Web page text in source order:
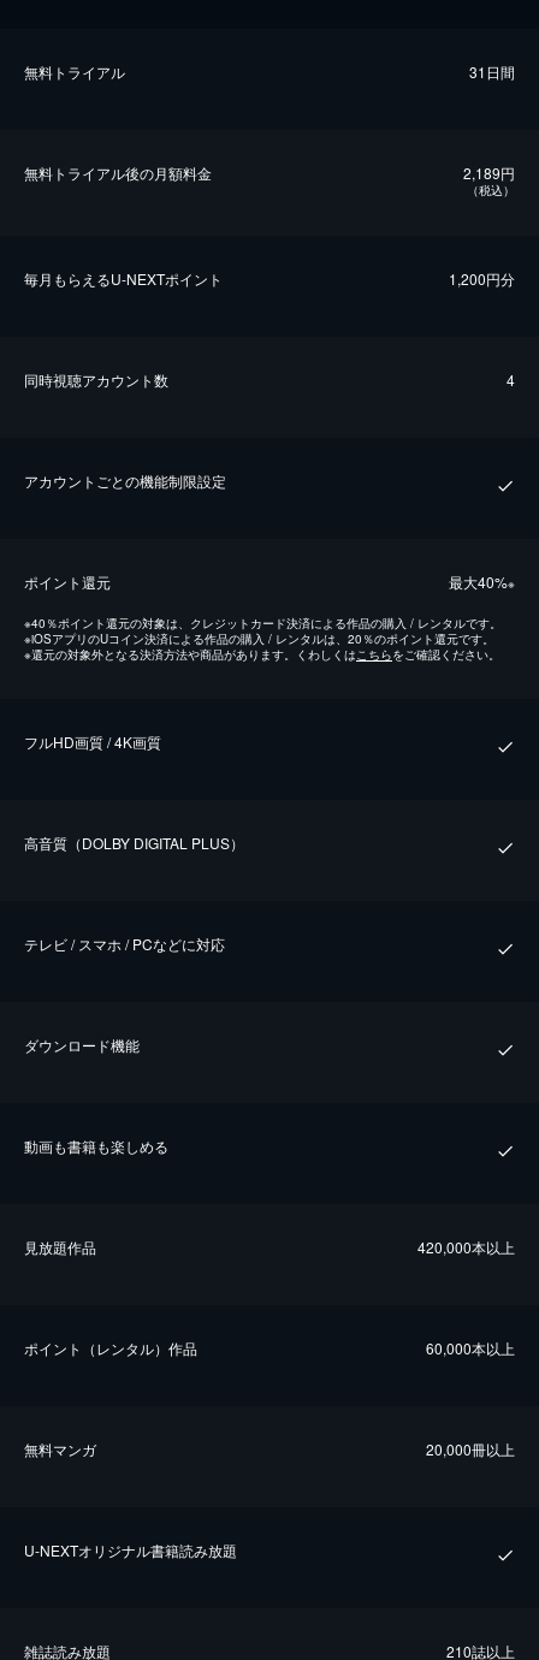
無料トライアル 31日間
無料トライアル後の⽉額料金 2,189円
（税込）
毎⽉もらえるU-NEXTポイント 1,200円分
同時視聴アカウント数 4
アカウントごとの機能制限設定
ポイント還元 最⼤40%※
※40％ポイント還元の対象は、クレジットカード決済による作品の購入 / レンタルです。
※iOSアプリのUコイン決済による作品の購入 / レンタルは、20％のポイント還元です。
※還元の対象外となる決済方法や商品があります。くわしくはこちらをご確認ください。
フルHD画質 / 4K画質
⾼⾳質（DOLBY DIGITAL PLUS）
テレビ / スマホ / PCなどに対応
ダウンロード機能
動画も書籍も楽しめる
⾒放題作品 420,000本以上
ポイント（レンタル）作品 60,000本以上
無料マンガ 20,000冊以上
U-NEXTオリジナル書籍読み放題
雑誌読み放題 210誌以上